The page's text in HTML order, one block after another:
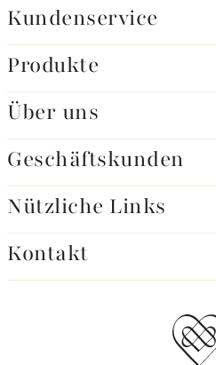
Kundenservice
Produkte
Über uns
Geschäftskunden
Nützliche Links
Kontakt